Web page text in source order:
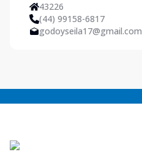
43226
(44) 99158-6817
godoyseila17@gmail.com